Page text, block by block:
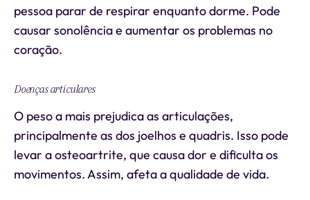
pessoa parar de respirar enquanto dorme. Pode
causar sonolência e aumentar os problemas no
coração.
Doenças articulares
O peso a mais prejudica as articulações,
principalmente as dos joelhos e quadris. Isso pode
levar a osteoartrite, que causa dor e dificulta os
movimentos. Assim, afeta a qualidade de vida.